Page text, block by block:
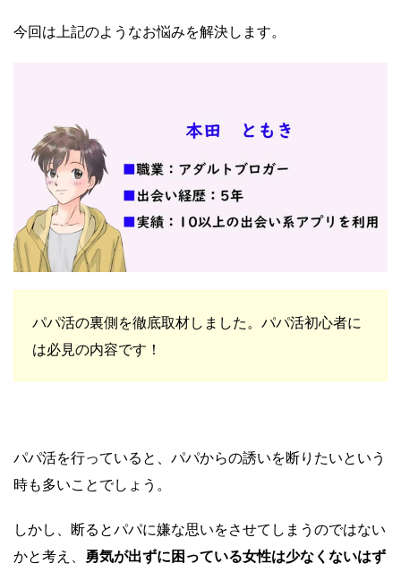
今回は上記のようなお悩みを解決します。
パパ活の裏側を徹底取材しました。パパ活初心者に
は必見の内容です！
パパ活を行っていると、パパからの誘いを断りたいという
時も多いことでしょう。
しかし、断るとパパに嫌な思いをさせてしまうのではない
かと考え、 勇気が出ずに困っている女性は少なくないはず